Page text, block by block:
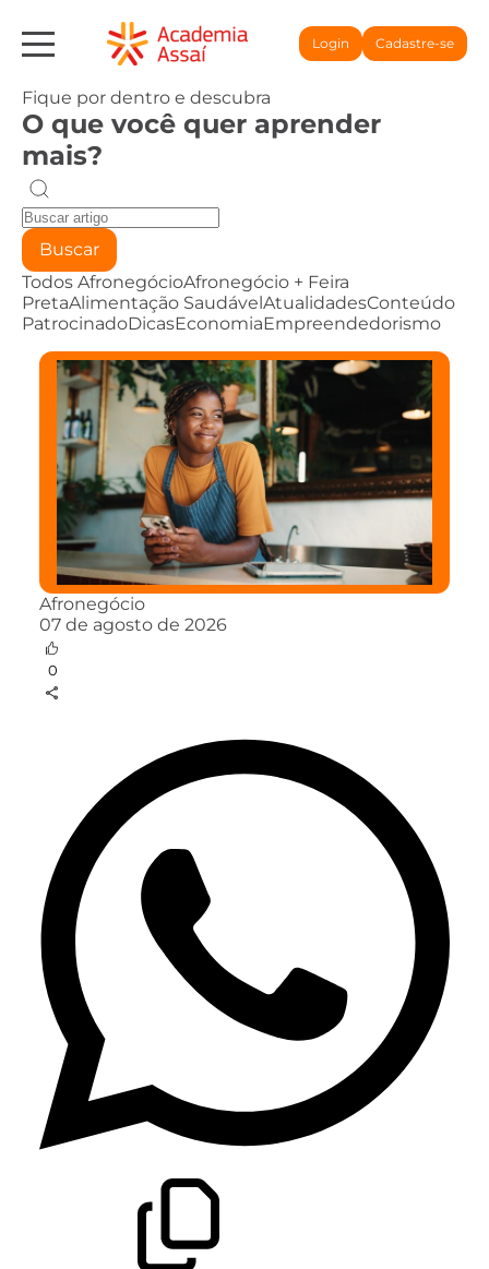
Login Cadastre-se
Fique por dentro e descubra
O que você quer aprender
mais?
Buscar
Todos AfronegócioAfronegócio + Feira
PretaAlimentação SaudávelAtualidadesConteúdo
PatrocinadoDicasEconomiaEmpreendedorismo
Afronegócio
07 de agosto de 2026
0